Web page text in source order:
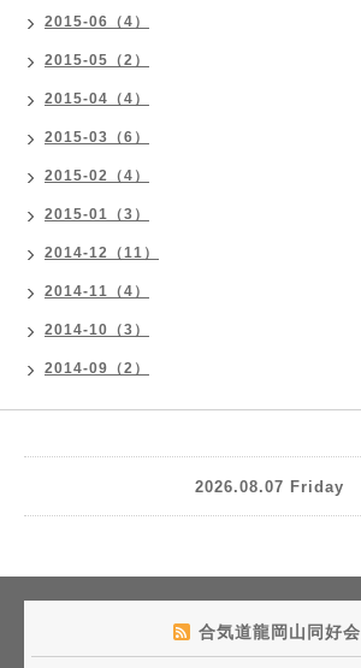
2015-06（4）
2015-05（2）
2015-04（4）
2015-03（6）
2015-02（4）
2015-01（3）
2014-12（11）
2014-11（4）
2014-10（3）
2014-09（2）
2026.08.07 Friday
合気道龍岡山同好会